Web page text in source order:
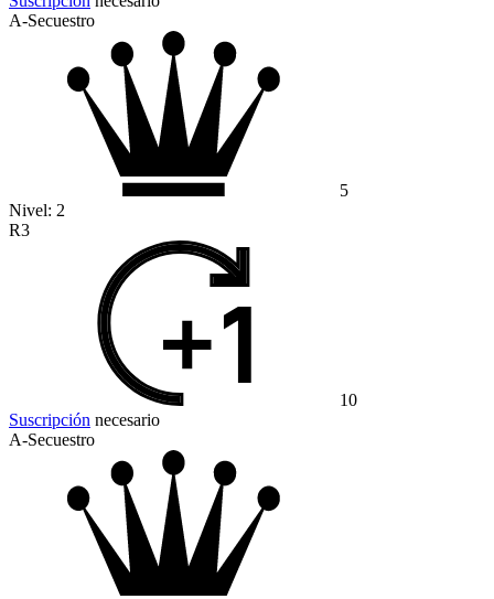
A-Secuestro
5
Nivel: 2
R3
10
Suscripción necesario
A-Secuestro